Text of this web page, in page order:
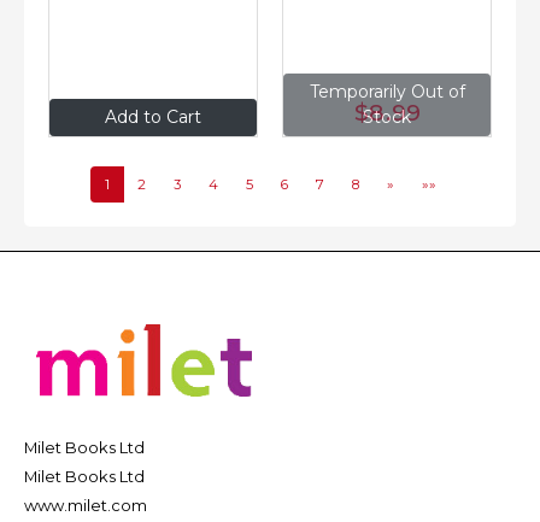
Add to Cart
$8.99
Temporarily Out of
Stock
$8.99
1 2 3 4 5 6 7 8 » »»
Milet Books Ltd
Milet Books Ltd
www.milet.com